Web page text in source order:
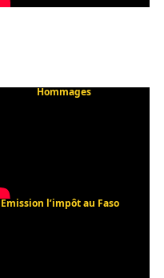
Hommages
Emission l’impôt au Faso